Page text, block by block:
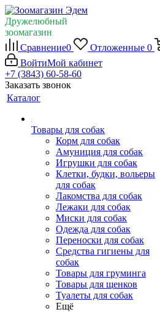
Дружелюбный
зоомагазин
Сравнение0 Отложенные 0
ВойтиМой кабинет
+7 (3843) 60-58-60
Заказать звонок
Каталог
Товары для собак
Корм для собак
Амуниция для собак
Игрушки для собак
Клетки, будки, вольеры
для собак
Лакомства для собак
Лежаки для собак
Миски для собак
Одежда для собак
Переноски для собак
Средства гигиены для
собак
Товары для груминга
Товары для щенков
Туалеты для собак
Ещё